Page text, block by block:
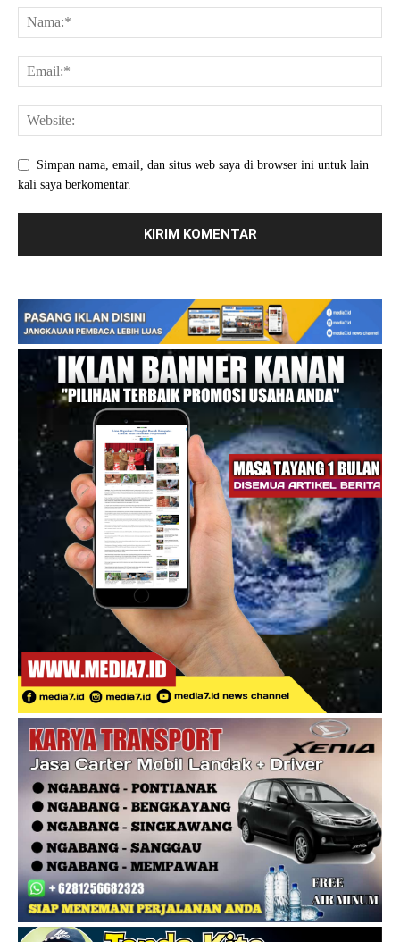
Simpan nama, email, dan situs web saya di browser ini untuk lain
kali saya berkomentar.